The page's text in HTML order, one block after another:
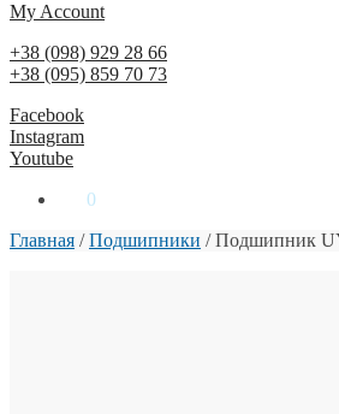
My Account
+38 (098) 929 28 66
+38 (095) 859 70 73
Facebook
Instagram
Youtube
0
Главная /Подшипники /Подшипник